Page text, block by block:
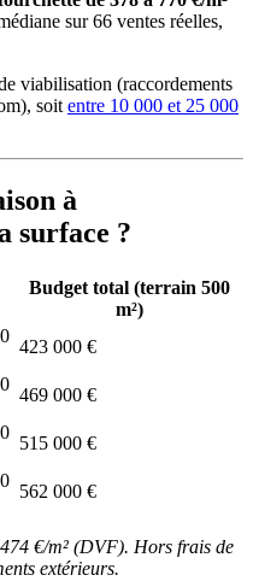
sur 66 ventes réelles,
viabilisation (raccordements
soit entre 10 000 et 25 000
à
surface ?
Budget total (terrain 500
m²)
423 000 €
469 000 €
515 000 €
562 000 €
€/m² (DVF). Hors frais de
extérieurs.